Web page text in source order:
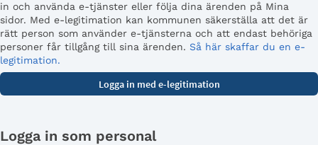
in och använda e-tjänster eller följa dina ärenden på Mina
sidor. Med e-legitimation kan kommunen säkerställa att det är
rätt person som använder e-tjänsterna och att endast behöriga
personer får tillgång till sina ärenden. Så här skaffar du en e-
legitimation.
Logga in som personal